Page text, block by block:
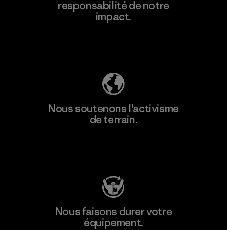
responsabilité de notre
impact.
Nous soutenons l'activisme
de terrain.
Nous faisons durer votre
équipement.